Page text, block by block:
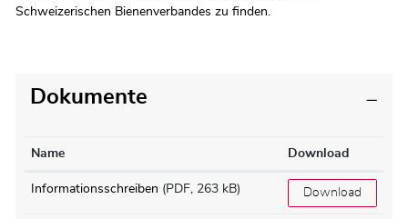
Schweizerischen Bienenverbandes zu finden.
Dokumente
Name Download
Informationsschreiben (PDF, 263 kB) Download